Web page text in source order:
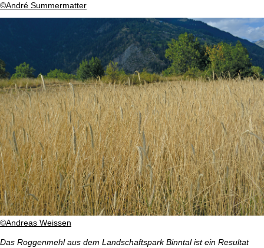
©André Summermatter
©Andreas Weissen
Das Roggenmehl aus dem Landschaftspark Binntal ist ein Resultat